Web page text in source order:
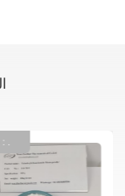
فيديو : .